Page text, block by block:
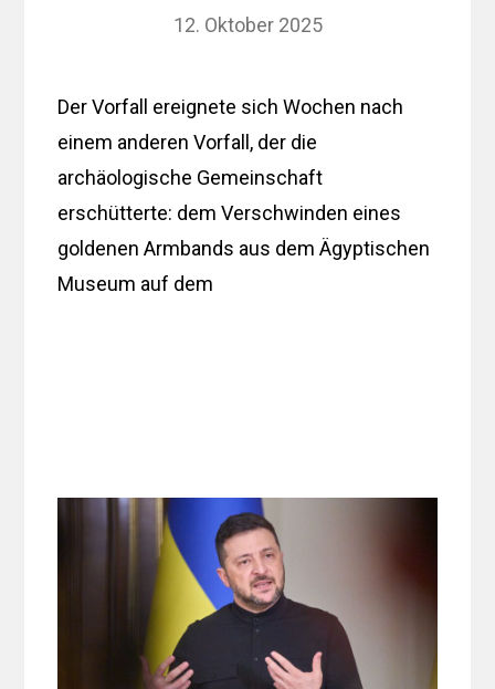
12. Oktober 2025
Der Vorfall ereignete sich Wochen nach
einem anderen Vorfall, der die
archäologische Gemeinschaft
erschütterte: dem Verschwinden eines
goldenen Armbands aus dem Ägyptischen
Museum auf dem